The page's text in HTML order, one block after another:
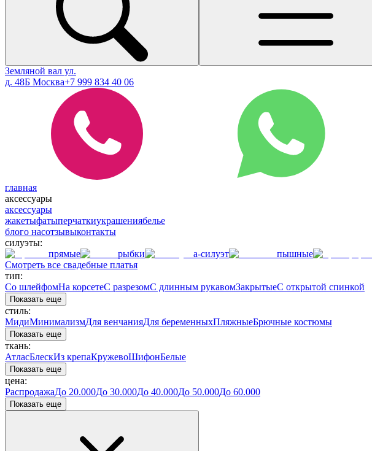
Земляной вал ул.
д. 48Б Москва+7 999 834 40 06
главная
аксессуары
аксессуары
жакетыфатыперчаткиукрашениябелье
блого насотзывыконтакты
силуэты:
прямые
рыбки а-силуэт пышные
Смотреть все свадебные платья
тип:
Со шлейфомНа корсетеС разрезомС длинным рукавомЗакрытыеС открытой спинкой
Показать еще
стиль:
МидиМинимализмДля венчанияДля беременныхПляжныеБрючные костюмы
Показать еще
ткань:
АтласБлескИз крепаКружевоШифонБелые
Показать еще
цена:
РаспродажаДо 20.000До 30.000До 40.000До 50.000До 60.000
Показать еще